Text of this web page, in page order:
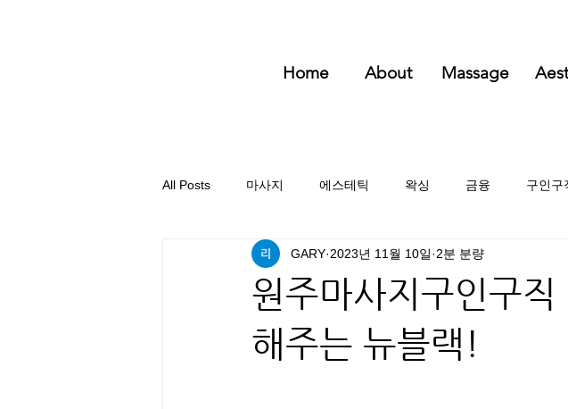
Home About Massage
All Posts 마사지 에스테틱 왁싱 금융 구인구
원주마사지구인구
해주는 뉴블랙!
GARY 2023년 11월 10일 2분 분량